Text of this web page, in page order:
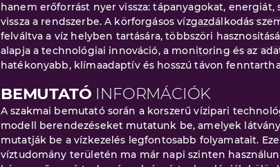
hanem erőforrást nyer vissza: tápanyagokat,
vissza a rendszerbe. A körforgásos vízgazdálkodás
felváltva a víz helyben tartására, többszöri
alapja a technológiai innováció, a monitoring és az
hatékonyabb, klímaadaptív és hosszú távon
BEMUTATÓ INFORMÁCIÓK
A szakmai bemutató során a korszerű vízipari
modell berendezéseket mutatunk be, amelyek
mutatják be a vízkezelés legfontosabb folyamatait.
víztudomány területén ma már napi szinten